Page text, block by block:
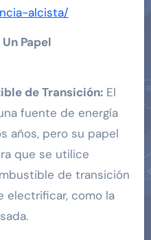
alcista/
Papel
de Transición:El
fuente de energía
años, pero su papel
que se utilice
de transición
electrificar, como la